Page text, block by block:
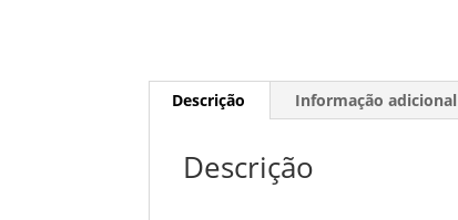
Descrição Informação adicional
Descrição